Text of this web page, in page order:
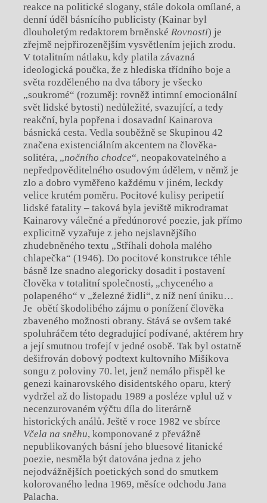
reakce na politické slogany, stále dokola omílané, a
denní úděl básnícího publicisty (Kainar byl
dlouholetým redaktorem brněnské Rovnosti) je
zřejmě nejpřirozenějším vysvětlením jejich zrodu.
V totalitním nátlaku, kdy platila závazná
ideologická poučka, že z hlediska třídního boje a
světa rozděleného na dva tábory je všecko
„soukromé“ (rozuměj: rovněž intimní emocionální
svět lidské bytosti) nedůležité, svazující, a tedy
reakční, byla popřena i dosavadní Kainarova
básnická cesta. Vedla souběžně se Skupinou 42
značena existenciálním akcentem na člověka-
solitéra, „nočního chodce“, neopakovatelného a
nepředpověditelného osudovým údělem, v němž je
zlo a dobro vyměřeno každému v jiném, leckdy
velice krutém poměru. Pocitové kulisy peripetií
lidské fatality – taková byla jeviště mikrodramat
Kainarovy válečné a předúnorové poezie, jak přímo
explicitně vyzařuje z jeho nejslavnějšího
zhudebněného textu „Stříhali dohola malého
chlapečka“ (1946). Do pocitové konstrukce téhle
básně lze snadno alegoricky dosadit i postavení
člověka v totalitní společnosti, „chyceného a
polapeného“ v „železné židli“, z níž není úniku…
Je obětí škodolibého zájmu o ponížení člověka
zbaveného možnosti obrany. Stává se ovšem také
spoluhráčem této degradující podívané, aktérem hry
a její smutnou trofejí v jedné osobě. Tak byl ostatně
dešifrován dobový podtext kultovního Mišíkova
songu z poloviny 70. let, jenž nemálo přispěl ke
genezi kainarovského disidentského oparu, který
vydržel až do listopadu 1989 a posléze vplul už v
necenzurovaném výčtu díla do literárně
historických análů. Ještě v roce 1982 ve sbírce
Včela na sněhu, komponované z převážně
nepublikovaných básní jeho bluesové litanické
poezie, nesměla být datována jedna z jeho
nejodvážnějších poetických sond do smutkem
kolorovaného ledna 1969, měsíce odchodu Jana
Palacha.